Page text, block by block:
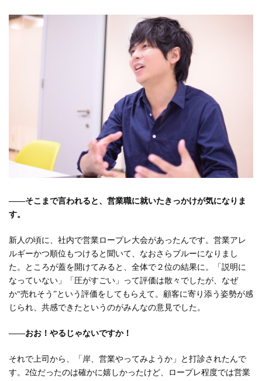
――そこまで言われると、営業職に就いたきっかけが気になりま
す。
新人の頃に、社内で営業ロープレ大会があったんです。営業アレ
ルギーかつ順位もつけると聞いて、なおさらブルーになりまし
た。ところが蓋を開けてみると、全体で２位の結果に。「説明に
なっていない」「圧がすごい」って評価は散々でしたが、なぜ
か“売れそう”という評価をしてもらえて。顧客に寄り添う姿勢が感
じられ、共感できたというのがみんなの意見でした。
――おお！やるじゃないですか！
それで上司から、「岸、営業やってみようか」と打診されたんで
す。2位だったのは確かに嬉しかったけど、ロープレ程度では営業